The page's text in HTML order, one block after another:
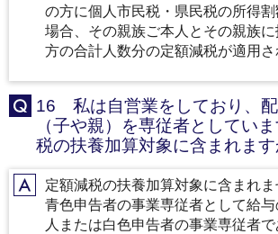
の方に個人市民税・県民税の所得
場合、その親族ご本人とその親族
方の合計人数分の定額減税が適用さ
Q
16 私は自営業をしており、
（子や親）を専従者としてい
税の扶養加算対象に含まれま
A定額減税の扶養加算対象に含まれま
青色申告者の事業専従者として給
人または白色申告者の事業専従者